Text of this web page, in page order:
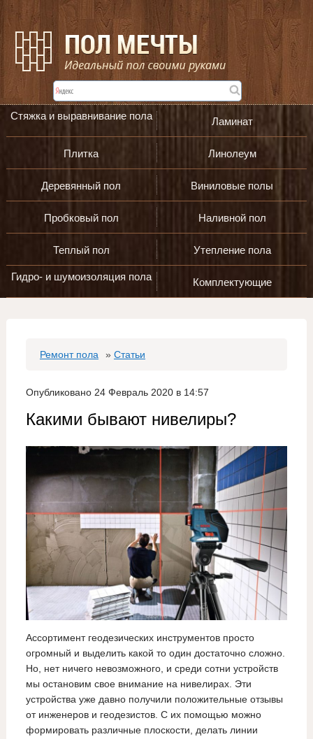
Стяжка и выравнивание пола Ламинат
Плитка Линолеум
Деревянный пол Виниловые полы
Пробковый пол Наливной пол
Теплый пол Утепление пола
Гидро- и шумоизоляция пола Комплектующие
Ремонт пола » Статьи
Опубликовано 24 Февраль 2020 в 14:57
Какими бывают нивелиры?
Ассортимент геодезических инструментов просто
огромный и выделить какой то один достаточно сложно.
Но, нет ничего невозможного, и среди сотни устройств
мы остановим свое внимание на нивелирах. Эти
устройства уже давно получили положительные отзывы
от инженеров и геодезистов. С их помощью можно
формировать различные плоскости, делать линии